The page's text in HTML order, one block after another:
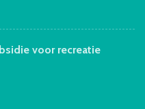
voor recreatie